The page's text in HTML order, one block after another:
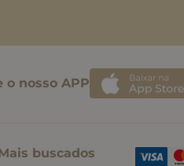
o nosso APP
buscados